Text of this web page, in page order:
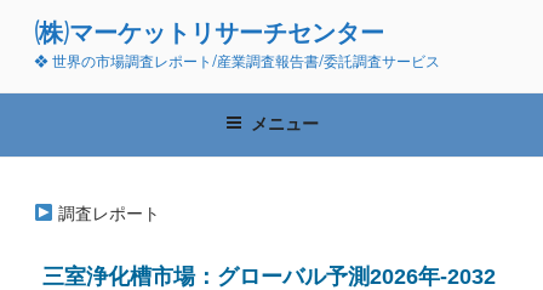
ン
(株)マーケットリサーチセンター
❖ 世界の市場調査レポート/産業調査報告書/委託調査サービス
メニュー
調査レポート
三室浄化槽市場：グローバル予測2026年-2032